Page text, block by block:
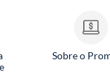
Sobre o